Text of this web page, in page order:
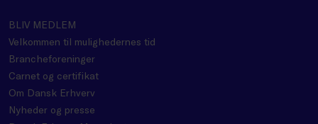
BLIV MEDLEM
Velkommen til mulighedernes tid
Brancheforeninger
Carnet og certifikat
Om Dansk Erhverv
Nyheder og presse